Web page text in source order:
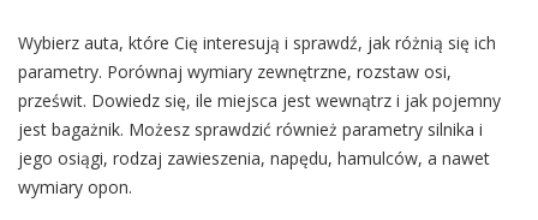
Wybierz auta, które Cię interesują i sprawdź, jak różnią się ich
parametry. Porównaj wymiary zewnętrzne, rozstaw osi,
prześwit. Dowiedz się, ile miejsca jest wewnątrz i jak pojemny
jest bagażnik. Możesz sprawdzić również parametry silnika i
jego osiągi, rodzaj zawieszenia, napędu, hamulców, a nawet
wymiary opon.